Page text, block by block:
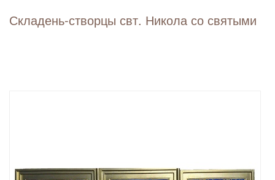
Складень-створцы свт. Никола со святыми